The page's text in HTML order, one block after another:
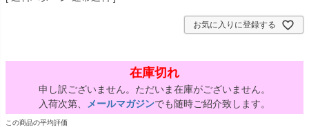
お気に入りに登録する
在庫切れ
申し訳ございません。ただいま在庫がございません。
入荷次第、 メールマガジンでも随時ご紹介致します。